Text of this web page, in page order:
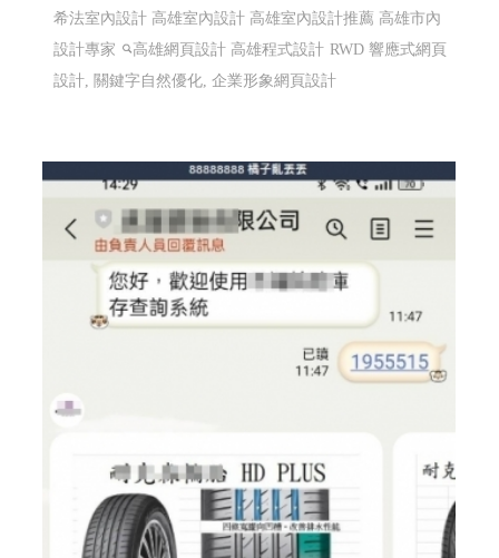
希法室內設計 高雄室內設計 高雄室內設計推薦 高雄市內
設計專家
高雄網頁設計 高雄程式設計 RWD 響應式網頁
設計, 關鍵字自然優化, 企業形象網頁設計